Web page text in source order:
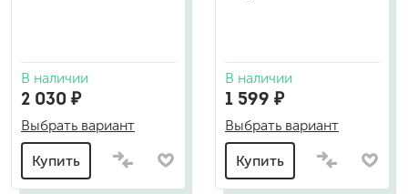
В наличии
2 030 ₽
Выбрать вариант
Купить
В наличии
1 599 ₽
Выбрать вариант
Купить